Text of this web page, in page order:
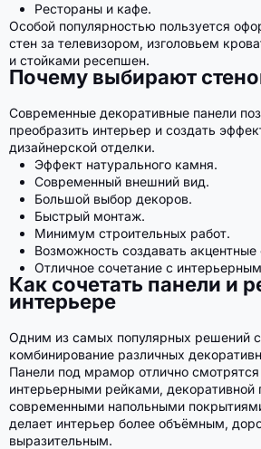
Рестораны и кафе.
Особой популярностью пользуется
стен за телевизором, изголовьем
и стойками ресепшен.
Почему выбирают
Современные декоративные панели
преобразить интерьер и создать
дизайнерской отделки.
Эффект натурального камня.
Современный внешний вид.
Большой выбор декоров.
Быстрый монтаж.
Минимум строительных работ.
Возможность создавать акцентные
Отличное сочетание с
Как сочетать панели и
интерьере
Одним из самых популярных решений
комбинирование различных
Панели под мрамор отлично
интерьерными рейками, декоративной
современными напольными
делает интерьер более объёмным,
выразительным.